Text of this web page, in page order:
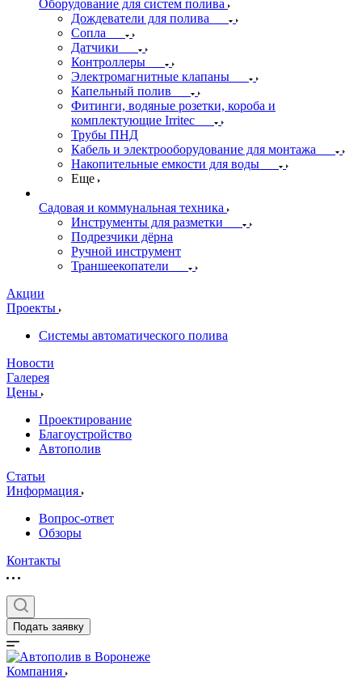
Оборудование для систем полива
Дождеватели для полива
Сопла
Датчики
Контроллеры
Электромагнитные клапаны
Капельный полив
Фитинги, водяные розетки, короба и
комплектующие Irritec
Трубы ПНД
Кабель и электрооборудование для монтажа
Накопительные емкости для воды
Еще
Садовая и коммунальная техника
Инструменты для разметки
Подрезчики дёрна
Ручной инструмент
Траншеекопатели
Акции
Проекты
Системы автоматического полива
Новости
Галерея
Цены
Проектирование
Благоустройство
Автополив
Статьи
Информация
Вопрос-ответ
Обзоры
Контакты
Подать заявку
Компания